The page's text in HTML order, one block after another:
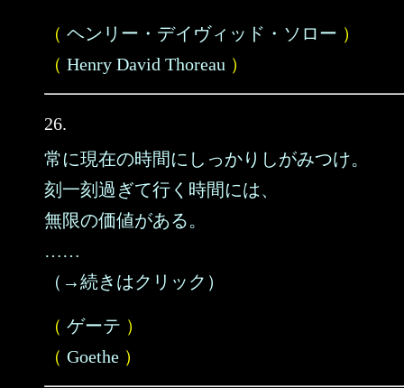
（ ヘンリー・デイヴィッド・ソロー ）
（ Henry David Thoreau ）
26.
常に現在の時間にしっかりしがみつけ。
刻一刻過ぎて行く時間には、
無限の価値がある。
……
（→続きはクリック）
（ ゲーテ ）
（ Goethe ）